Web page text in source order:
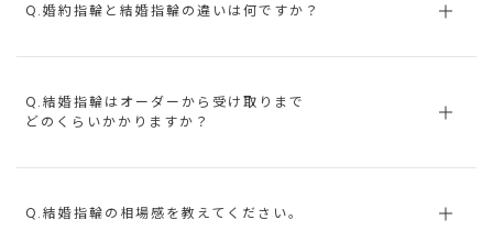
Q.婚約指輪と結婚指輪の違いは何ですか？
Q.結婚指輪はオーダーから受け取りまで
どのくらいかかりますか？
Q.結婚指輪の相場感を教えてください。